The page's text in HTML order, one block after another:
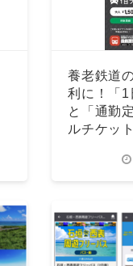
養老鉄道
利に！「1
と「通勤
ルチケッ